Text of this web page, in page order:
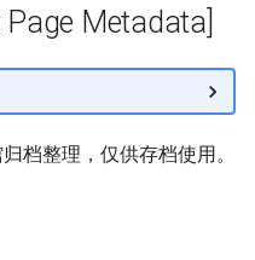
Metadata]
档整理，仅供存档使用。